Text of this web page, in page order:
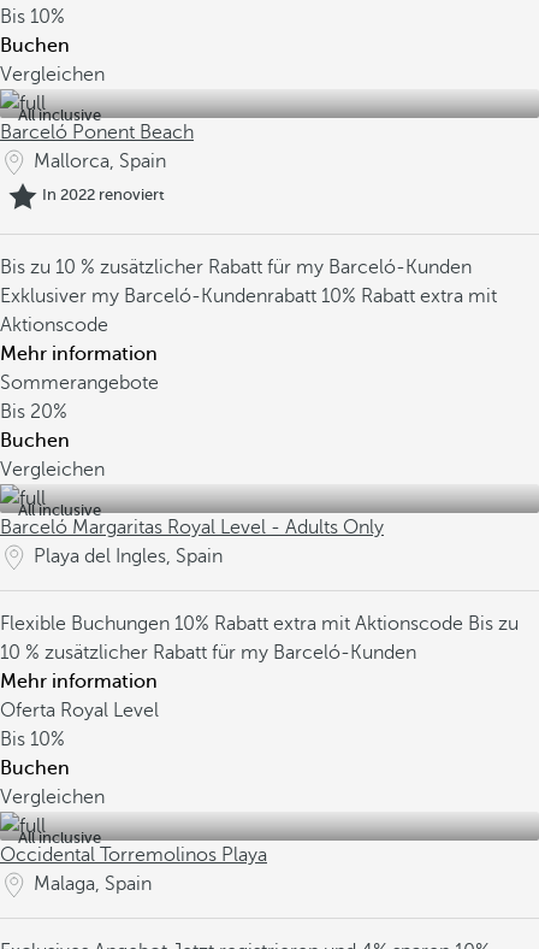
Bis 10%
Buchen
Vergleichen
All inclusive
Barceló Ponent Beach
Mallorca, Spain
In 2022 renoviert
Bis zu 10 % zusätzlicher Rabatt für my Barceló-Kunden
Exklusiver my Barceló-Kundenrabatt 10% Rabatt extra mit
Aktionscode
Mehr information
Sommerangebote
Bis 20%
Buchen
Vergleichen
All inclusive
Barceló Margaritas Royal Level - Adults Only
Playa del Ingles, Spain
Flexible Buchungen 10% Rabatt extra mit Aktionscode Bis zu
10 % zusätzlicher Rabatt für my Barceló-Kunden
Mehr information
Oferta Royal Level
Bis 10%
Buchen
Vergleichen
All inclusive
Occidental Torremolinos Playa
Malaga, Spain